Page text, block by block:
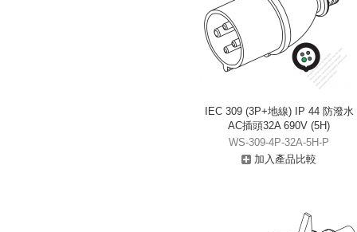
IEC 309 (3P+地線) IP 44 防潑水
AC插頭32A 690V (5H)
WS-309-4P-32A-5H-P
加入產品比較